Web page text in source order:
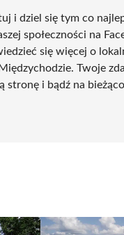
i dziel się tym co
społeczności na
się więcej o
Twoje
stronę i bądź na